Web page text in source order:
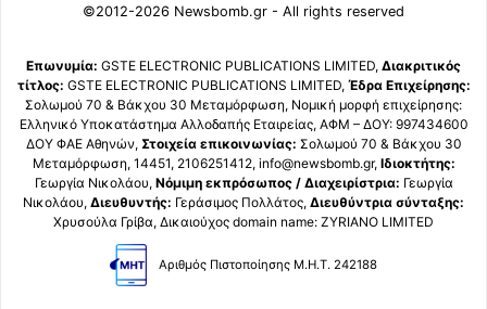
©2012-2026 Newsbomb.gr - All rights reserved
Επωνυμία: GSTE ELECTRONIC PUBLICATIONS LIMITED, Διακριτικός
τίτλος: GSTE ELECTRONIC PUBLICATIONS LIMITED, Έδρα Επιχείρησης:
Σολωμού 70 & Βάκχου 30 Μεταμόρφωση, Νομική μορφή επιχείρησης:
Ελληνικό Υποκατάστημα Αλλοδαπής Εταιρείας, ΑΦΜ – ΔΟΥ: 997434600
ΔΟΥ ΦΑΕ Αθηνών, Στοιχεία επικοινωνίας: Σολωμού 70 & Βάκχου 30
Μεταμόρφωση, 14451, 2106251412, info@newsbomb.gr, Ιδιοκτήτης:
Γεωργία Νικολάου, Νόμιμη εκπρόσωπος / Διαχειρίστρια: Γεωργία
Νικολάου, Διευθυντής: Γεράσιμος Πολλάτος, Διευθύντρια σύνταξης:
Χρυσούλα Γρίβα, Δικαιούχος domain name: ZYRIANO LIMITED
Αριθμός Πιστοποίησης Μ.Η.Τ. 242188